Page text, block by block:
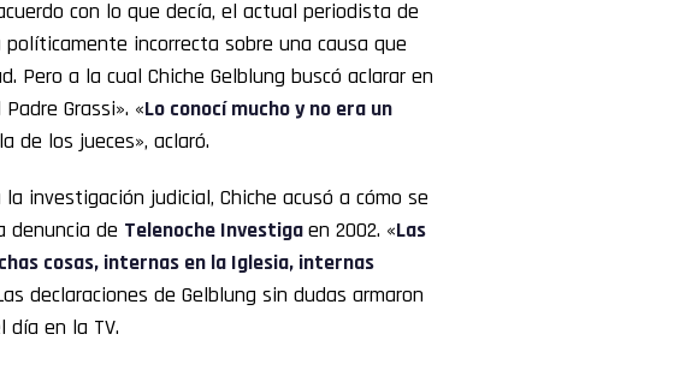
con lo que decía, el actual periodista de
incorrecta sobre una causa que
Pero a la cual Chiche Gelblung buscó aclarar en
Grassi». «Lo conocí mucho y no era un
de los jueces», aclaró.
investigación judicial, Chiche acusó a cómo se
denuncia de Telenoche Investigaen 2002. «Las
cosas, internas en la Iglesia, internas
declaraciones de Gelblung sin dudas armaron
día en la TV.